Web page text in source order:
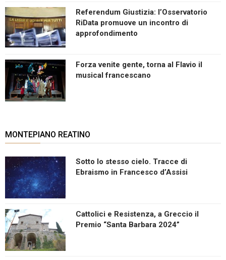
Referendum Giustizia: l’Osservatorio
RiData promuove un incontro di
approfondimento
Forza venite gente, torna al Flavio il
musical francescano
MONTEPIANO REATINO
Sotto lo stesso cielo. Tracce di
Ebraismo in Francesco d’Assisi
Cattolici e Resistenza, a Greccio il
Premio “Santa Barbara 2024”